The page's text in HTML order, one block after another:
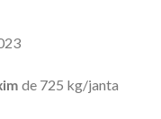
de 725 kg/janta